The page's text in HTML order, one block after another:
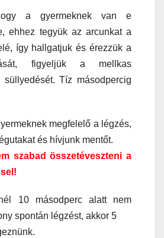
a gyermeknek van e
ehhez tegyük az arcunkat a
így hallgatjuk és érezzük a
figyeljük a mellkas
süllyedését. Tíz másodpercig
megfelelő a légzés,
és hívjunk mentőt.
szabad összetéveszteni a
10 másodperc alatt nem
spontán légzést, akkor 5